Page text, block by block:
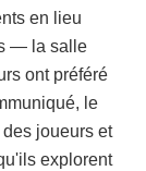
en lieu
— la salle
ont préféré
le
joueurs et
explorent